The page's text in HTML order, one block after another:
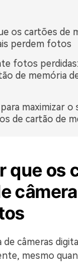
os cartões de
perdem fotos
fotos
de memória
maximizar o
de cartão de
que os
de câmeras
mesmo